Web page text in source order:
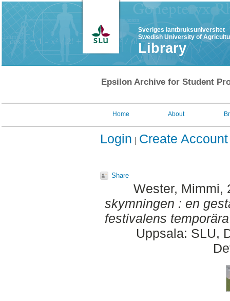
Sveriges lantbruksuniversitet
Swedish University of
Library
Epsilon Archive for Student
Home About
Login Create Account
Share
Wester, Mimmi,
skymningen : en
festivalens
Uppsala: SLU,